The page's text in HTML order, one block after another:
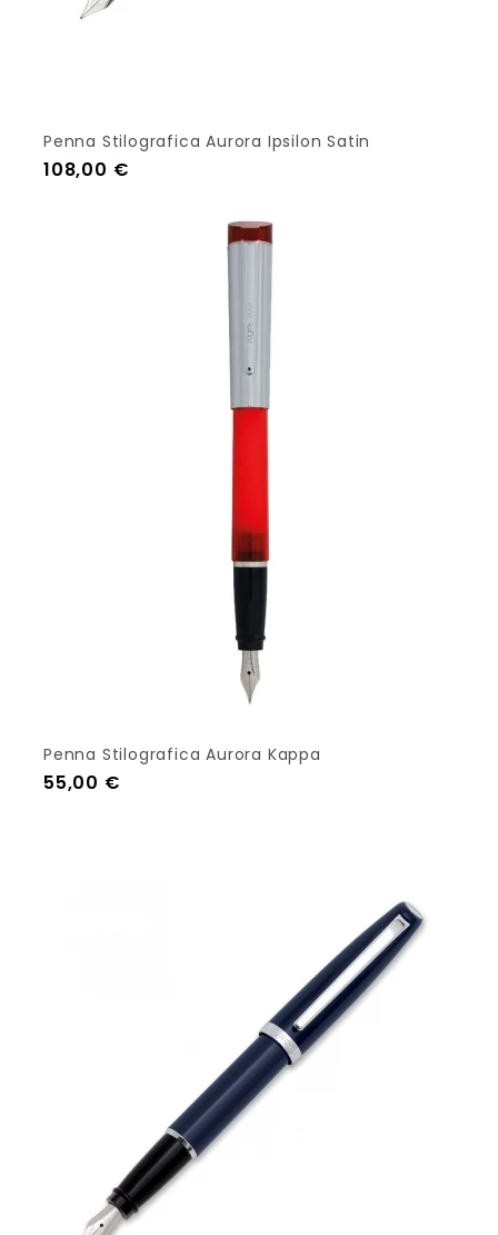
Penna Stilografica Aurora Ipsilon Satin
Prezzo
108,00 €
Penna Stilografica Aurora Kappa
Prezzo
55,00 €